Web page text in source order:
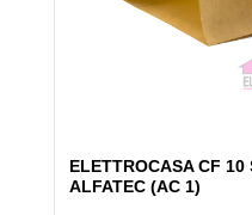
ELETTROCASA CF 10
ALFATEC (AC 1)